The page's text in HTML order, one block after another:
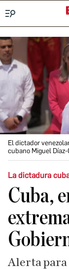
El dictador
cubano Miguel
La dictadura
Cuba,
Alerta para